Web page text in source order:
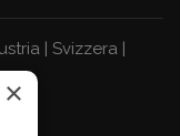
| Svizzera |
×